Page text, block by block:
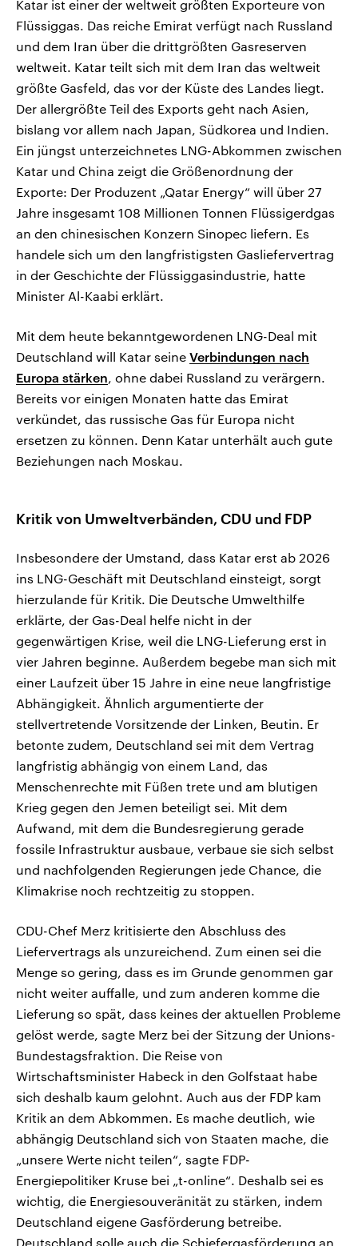
Katar ist einer der weltweit größten Exporteure von
Flüssiggas. Das reiche Emirat verfügt nach Russland
und dem Iran über die drittgrößten Gasreserven
weltweit. Katar teilt sich mit dem Iran das weltweit
größte Gasfeld, das vor der Küste des Landes liegt.
Der allergrößte Teil des Exports geht nach Asien,
bislang vor allem nach Japan, Südkorea und Indien.
Ein jüngst unterzeichnetes LNG-Abkommen zwischen
Katar und China zeigt die Größenordnung der
Exporte: Der Produzent „Qatar Energy“ will über 27
Jahre insgesamt 108 Millionen Tonnen Flüssigerdgas
an den chinesischen Konzern Sinopec liefern. Es
handele sich um den langfristigsten Gasliefervertrag
in der Geschichte der Flüssiggasindustrie, hatte
Minister Al-Kaabi erklärt.
Mit dem heute bekanntgewordenen LNG-Deal mit
Deutschland will Katar seine Verbindungen nach
Europa stärken, ohne dabei Russland zu verärgern.
Bereits vor einigen Monaten hatte das Emirat
verkündet, das russische Gas für Europa nicht
ersetzen zu können. Denn Katar unterhält auch gute
Beziehungen nach Moskau.
Kritik von Umweltverbänden, CDU und FDP
Insbesondere der Umstand, dass Katar erst ab 2026
ins LNG-Geschäft mit Deutschland einsteigt, sorgt
hierzulande für Kritik. Die Deutsche Umwelthilfe
erklärte, der Gas-Deal helfe nicht in der
gegenwärtigen Krise, weil die LNG-Lieferung erst in
vier Jahren beginne. Außerdem begebe man sich mit
einer Laufzeit über 15 Jahre in eine neue langfristige
Abhängigkeit. Ähnlich argumentierte der
stellvertretende Vorsitzende der Linken, Beutin. Er
betonte zudem, Deutschland sei mit dem Vertrag
langfristig abhängig von einem Land, das
Menschenrechte mit Füßen trete und am blutigen
Krieg gegen den Jemen beteiligt sei. Mit dem
Aufwand, mit dem die Bundesregierung gerade
fossile Infrastruktur ausbaue, verbaue sie sich selbst
und nachfolgenden Regierungen jede Chance, die
Klimakrise noch rechtzeitig zu stoppen.
CDU-Chef Merz kritisierte den Abschluss des
Liefervertrags als unzureichend. Zum einen sei die
Menge so gering, dass es im Grunde genommen gar
nicht weiter auffalle, und zum anderen komme die
Lieferung so spät, dass keines der aktuellen Probleme
gelöst werde, sagte Merz bei der Sitzung der Unions-
Bundestagsfraktion. Die Reise von
Wirtschaftsminister Habeck in den Golfstaat habe
sich deshalb kaum gelohnt. Auch aus der FDP kam
Kritik an dem Abkommen. Es mache deutlich, wie
abhängig Deutschland sich von Staaten mache, die
„unsere Werte nicht teilen“, sagte FDP-
Energiepolitiker Kruse bei „t-online“. Deshalb sei es
wichtig, die Energiesouveränität zu stärken, indem
Deutschland eigene Gasförderung betreibe.
Deutschland solle auch die Schiefergasförderung an